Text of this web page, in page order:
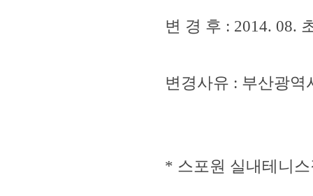
변 경 후 : 2014. 08.
변경사유 : 부산광
* 스포원 실내테니